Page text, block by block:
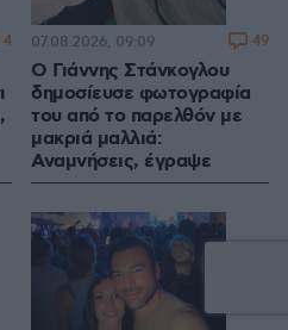
4
Ο Γιάννης Στάνκογλου
δημοσίευσε φωτογραφία
του από το παρελθόν με
μακριά μαλλιά:
Αναμνήσεις, έγραψε
07.08.2026, 09:09 49